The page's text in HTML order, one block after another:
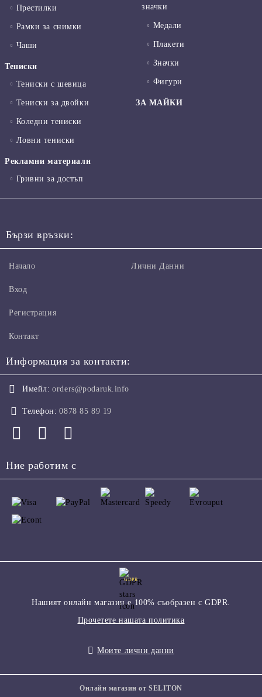
Престилки
Рамки за снимки
Чаши
Тениски
Тениски с шевица
Тениски за двойки
Коледни тениски
Ловни тениски
Рекламни материали
Гривни за достъп
значки
Медали
Плакети
Значки
Фигури
ЗА МАЙКИ
Бързи връзки:
Начало
Вход
Регистрация
Контакт
Лични Данни
Информация за контакти:
Имейл: orders@podaruk.info
Телефон: 0878 85 89 19
Ние работим с
GDPR
Нашият онлайн магазин е 100% съобразен с GDPR.
Прочетете нашата политика
Моите лични данни
Онлайн магазин от SELITON